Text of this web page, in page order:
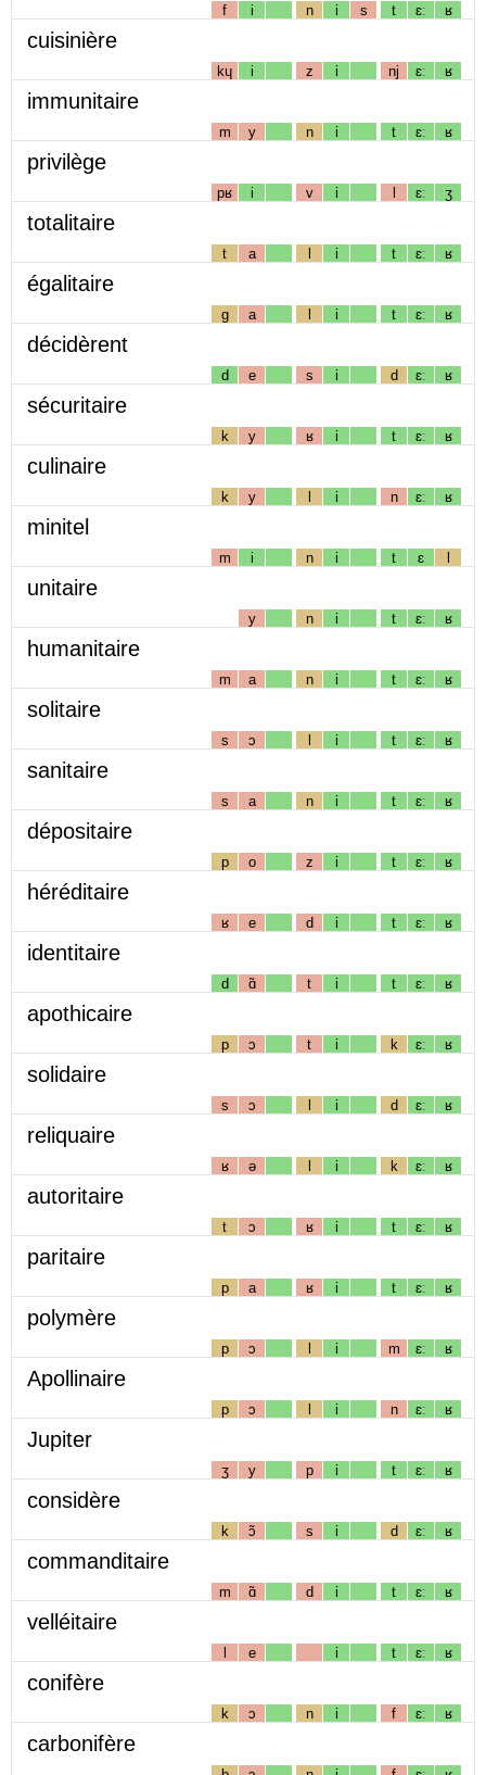
f i n i s t ɛː ʁ
cuisinière
kɥ i z i nj ɛː ʁ
immunitaire
m y n i t ɛː ʁ
privilège
pʁ i v i l ɛː ʒ
totalitaire
t a l i t ɛː ʁ
égalitaire
g a l i t ɛː ʁ
décidèrent
d e s i d ɛː ʁ
sécuritaire
k y ʁ i t ɛː ʁ
culinaire
k y l i n ɛː ʁ
minitel
m i n i t ɛ l
unitaire
y n i t ɛː ʁ
humanitaire
m a n i t ɛː ʁ
solitaire
s ɔ l i t ɛː ʁ
sanitaire
s a n i t ɛː ʁ
dépositaire
p o z i t ɛː ʁ
héréditaire
ʁ e d i t ɛː ʁ
identitaire
d ɑ̃ t i t ɛː ʁ
apothicaire
p ɔ t i k ɛː ʁ
solidaire
s ɔ l i d ɛː ʁ
reliquaire
ʁ ə l i k ɛː ʁ
autoritaire
t ɔ ʁ i t ɛː ʁ
paritaire
p a ʁ i t ɛː ʁ
polymère
p ɔ l i m ɛː ʁ
Apollinaire
p ɔ l i n ɛː ʁ
Jupiter
ʒ y p i t ɛː ʁ
considère
k ɔ̃ s i d ɛː ʁ
commanditaire
m ɑ̃ d i t ɛː ʁ
velléitaire
l e i t ɛː ʁ
conifère
k ɔ n i f ɛː ʁ
carbonifère